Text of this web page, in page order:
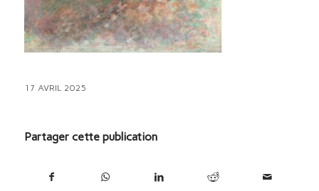
17 AVRIL 2025
Partager cette publication